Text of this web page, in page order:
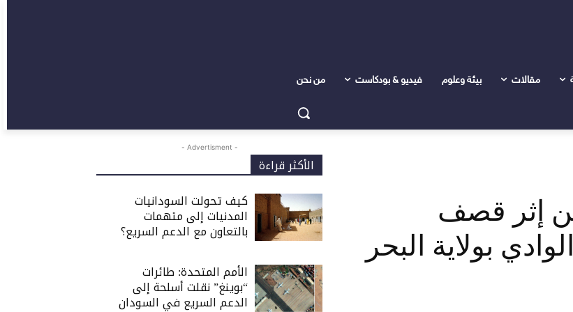
مقالات بيئة وعلوم فيديو & بودكاست من نحن
إثر قصف
بولاية البحر
- Advertisment -
الأكثر قراءة
كيف تحولت السودانيات
المدنيات إلى متهمات
بالتعاون مع الدعم السريع؟
الأمم المتحدة: طائرات
“بوينغ” نقلت أسلحة إلى
الدعم السريع في السودان